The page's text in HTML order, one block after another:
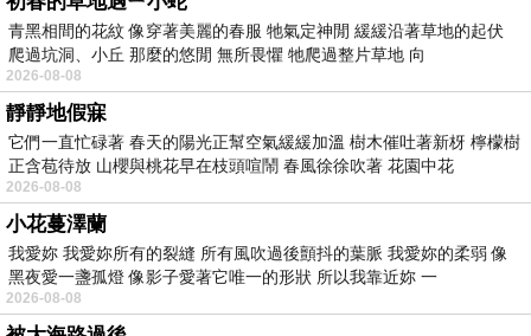
青黑相間的花紋 像穿著美麗的春服 牠氣定神閒 緩緩沿著草地的起伏
爬過坑洞、小丘 那麼的悠閒 無所畏懼 牠爬過整片草地 向
2026-08-08
靜靜地假寐
它們一直忙碌著 春天的陽光正幫空氣緩緩加溫 樹木催吐著新枒 檸檬樹
正含苞待放 山櫻與桃花早在枝頭喧鬧 春風徐徐吹著 花園中花
2026-08-08
小花蔓澤蘭
我愛妳 我愛妳所有的裂縫 所有風吹過後顫抖的葉脈 我愛妳的柔弱 像
黑夜愛一盞孤燈 像影子愛著它唯一的形狀 所以我靠近妳 一
2026-08-08